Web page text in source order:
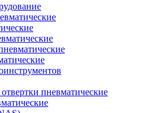
пневматические